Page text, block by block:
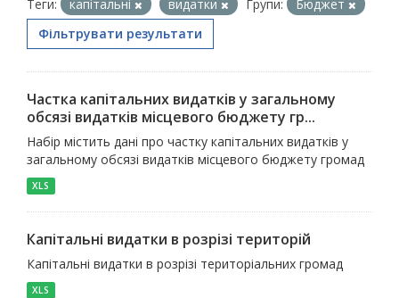
Теги: капітальні видатки Групи:
Бюджет
Фільтрувати результати
Частка капітальних видатків у загальному
обсязі видатків місцевого бюджету гр...
Набір містить дані про частку капітальних видатків у
загальному обсязі видатків місцевого бюджету громад
XLS
Капітальні видатки в розрізі територій
Капітальні видатки в розрізі територіальних громад
XLS